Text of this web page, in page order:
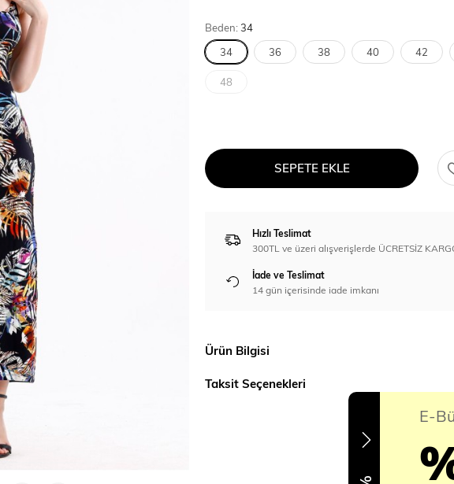
Beden:34
34 36 38 40 42
48
SEPETE EKLE
Hızlı Teslimat
300TL ve üzeri alışverişlerde ÜCRETSİZ
İade ve Teslimat
14 gün içerisinde iade imkanı
Ürün Bilgisi
Taksit Seçenekleri
E-